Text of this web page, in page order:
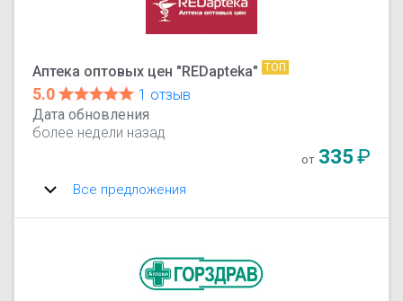
Аптека оптовых цен "REDapteka" ТОП
5.0
1 отзыв
Дата обновления
более недели назад
от 335₽
Все предложения